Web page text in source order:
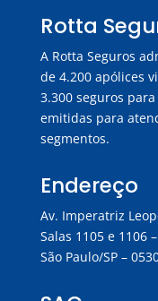
Rotta
A Rotta Seguros
de 4.200 apólices
3.300 seguros
emitidas para
segmentos.
Endereço
Av. Imperatriz
Salas 1105 e 1106
São Paulo/SP –